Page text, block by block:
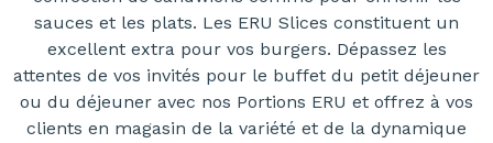
sauces et les plats. Les ERU Slices constituent un
excellent extra pour vos burgers. Dépassez les
attentes de vos invités pour le buffet du petit déjeuner
ou du déjeuner avec nos Portions ERU et offrez à vos
clients en magasin de la variété et de la dynamique